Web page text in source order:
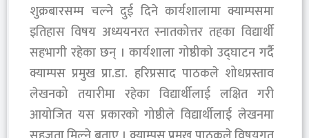
शुक्रबारसम्म चल्ने दुई दिने कार्यशालामा क्याम्पसमा
इतिहास विषय अध्ययनरत स्नातकोत्तर तहका विद्यार्थी
सहभागी रहेका छन् । कार्यशाला गोष्ठीको उद्घाटन गर्दै
क्याम्पस प्रमुख प्रा.डा. हरिप्रसाद पाठकले शोधप्रस्ताव
लेखनको तयारीमा रहेका विद्यार्थीलाई लक्षित गरी
आयोजित यस प्रकारको गोष्ठीले विद्यार्थीलाई लेखनमा